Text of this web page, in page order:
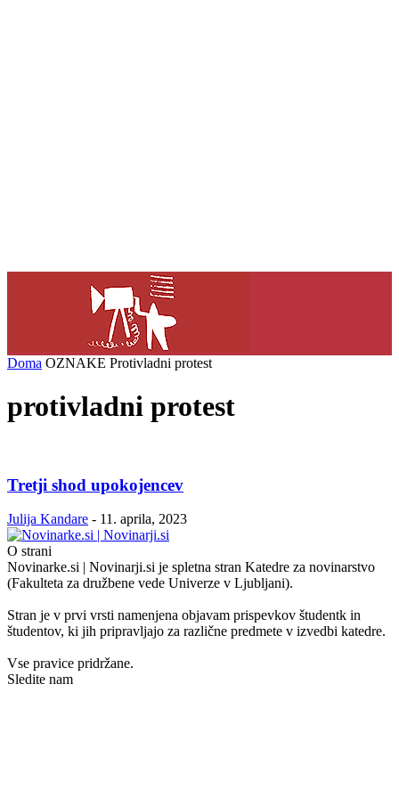
Doma OZNAKE Protivladni protest
protivladni protest
Tretji shod upokojencev
Julija Kandare - 11. aprila, 2023
O strani
Novinarke.si | Novinarji.si je spletna stran Katedre za novinarstvo
(Fakulteta za družbene vede Univerze v Ljubljani).
Stran je v prvi vrsti namenjena objavam prispevkov študentk in
študentov, ki jih pripravljajo za različne predmete v izvedbi katedre.
Vse pravice pridržane.
Sledite nam